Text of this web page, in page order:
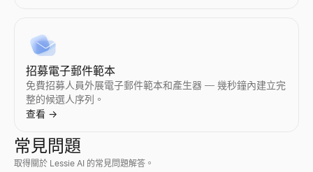
招募電子郵件範本
免費招募人員外展電子郵件範本和產生器 — 幾秒鐘內建立完
整的候選人序列。
查看 →
常見問題
取得關於 Lessie AI 的常見問題解答。